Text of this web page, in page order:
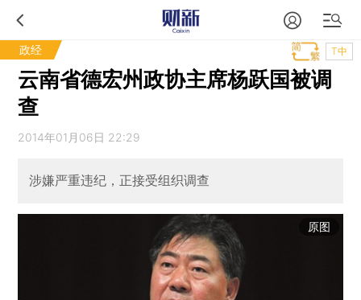
政经 T中
云南省德宏州政协主席杨跃国被调
查
2014年01月06日 22:29
涉嫌严重违纪，正接受组织调查
原图